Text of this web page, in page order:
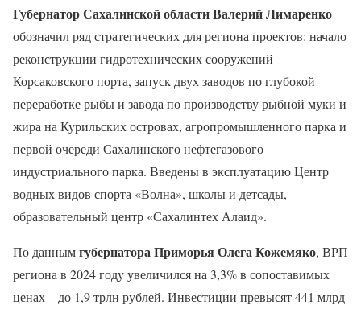
Губернатор Сахалинской области Валерий Лимаренко
обозначил ряд стратегических для региона проектов: начало
реконструкции гидротехнических сооружений
Корсаковского порта, запуск двух заводов по глубокой
переработке рыбы и завода по производству рыбной муки и
жира на Курильских островах, агропромышленного парка и
первой очереди Сахалинского нефтегазового
индустриального парка. Введены в эксплуатацию Центр
водных видов спорта «Волна», школы и детсады,
образовательный центр «Сахалинтех Алаид».
По даннымгубернатора Приморья Олега Кожемяко, ВРП
региона в 2024 году увеличился на 3,3% в сопоставимых
ценах – до 1,9 трлн рублей. Инвестиции превысят 441 млрд